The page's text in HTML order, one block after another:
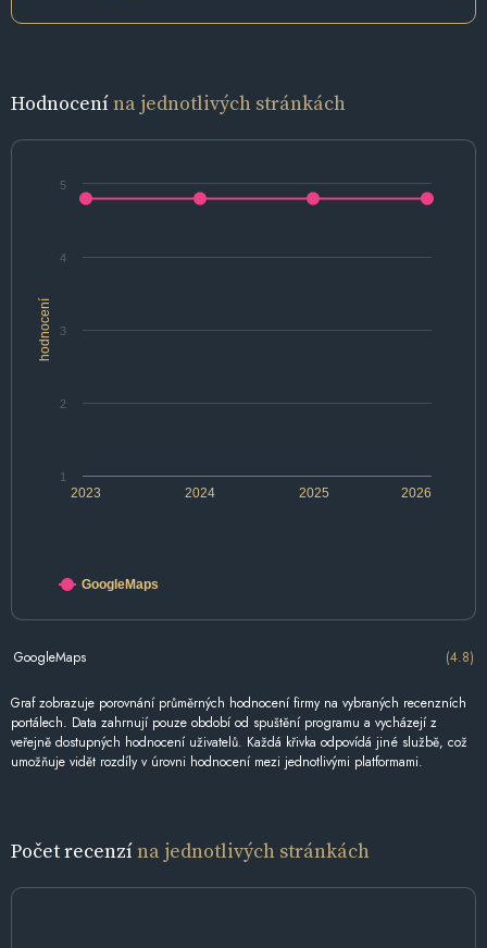
Hodnocenína jednotlivých stránkách
hodnocení
2024 2026
2023 2025
1
2
3
4
5
GoogleMaps
GoogleMaps (4.8)
Graf zobrazuje porovnání průměrných hodnocení firmy na vybraných recenzních
portálech. Data zahrnují pouze období od spuštění programu a vycházejí z
veřejně dostupných hodnocení uživatelů. Každá křivka odpovídá jiné službě, což
umožňuje vidět rozdíly v úrovni hodnocení mezi jednotlivými platformami.
Počet recenzína jednotlivých stránkách